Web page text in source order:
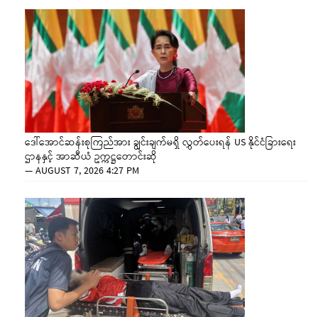
ဒေါ်အောင်ဆန်းစုကြည်အား ချွင်းချက်မရှိ လွှတ်ပေးရန် US နိုင်ငံခြားရေး
ဌာနနှင့် အာဆီယံ ဥက္ကဋ္ဌတောင်းဆို
—AUGUST 7, 2026 4:27 PM